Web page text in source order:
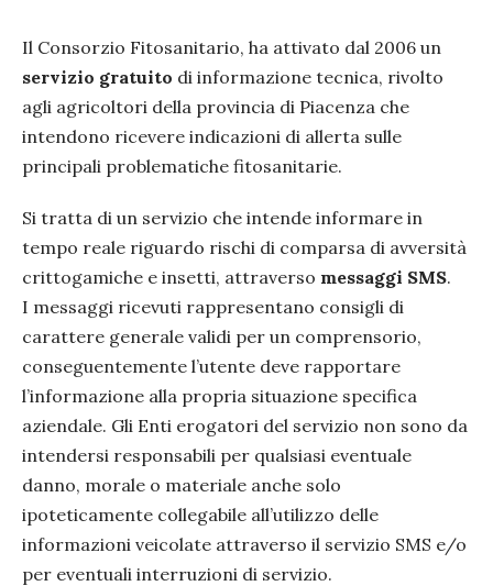
Il Consorzio Fitosanitario, ha attivato dal 2006 un
servizio gratuito di informazione tecnica, rivolto
agli agricoltori della provincia di Piacenza che
intendono ricevere indicazioni di allerta sulle
principali problematiche fitosanitarie.
Si tratta di un servizio che intende informare in
tempo reale riguardo rischi di comparsa di avversità
crittogamiche e insetti, attraverso messaggi SMS.
I messaggi ricevuti rappresentano consigli di
carattere generale validi per un comprensorio,
conseguentemente l’utente deve rapportare
l’informazione alla propria situazione specifica
aziendale. Gli Enti erogatori del servizio non sono da
intendersi responsabili per qualsiasi eventuale
danno, morale o materiale anche solo
ipoteticamente collegabile all’utilizzo delle
informazioni veicolate attraverso il servizio SMS e/o
per eventuali interruzioni di servizio.